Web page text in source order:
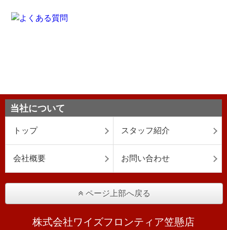
当社について
トップ スタッフ紹介
会社概要 お問い合わせ
ページ上部へ戻る
株式会社ワイズフロンティア笠懸店